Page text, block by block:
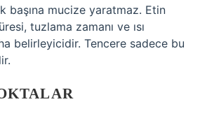
başına mucize yaratmaz. Etin
tuzlama zamanı ve ısı
belirleyicidir. Tencere sadece bu